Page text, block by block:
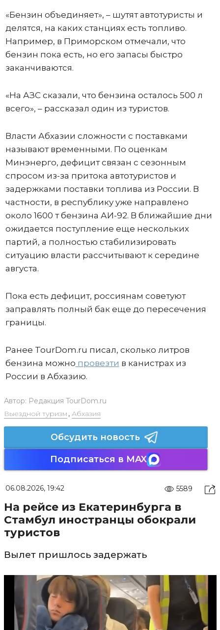
«Бензин объединяет», – шутят автотуристы и
делятся, на каких станциях есть топливо.
Например, в Приморском отмечали, что
бензин пока есть, но его запасы быстро
заканчиваются.
«На АЗС сказали, что бензина осталось 500 л
всего», – рассказал один из туристов.
Власти Абхазии сложности с поставками
называют временными. По оценкам
Минэнерго, дефицит связан с сезонным
спросом из-за притока автотуристов и
задержками поставки топлива из России. В
частности, в республику уже направлено
около 1600 т бензина АИ-92. В ближайшие дни
ожидается поступление еще нескольких
партий, а полностью стабилизировать
ситуацию власти рассчитывают к середине
августа.
Пока есть дефицит, россиянам советуют
заправлять полный бак еще до пересечения
границы.
Ранее TourDom.ru писал, сколько литров
бензина можно провезти в канистрах из
России в Абхазию.
Автор: Редакция TourDom.ru
Выездной туризм , Абхазия
Обсудить новость
Подписаться в MAX
06.08.2026, 19:42 5589
На рейсе из Екатеринбурга в
Стамбул иностранцы обокрали
туристов
Вылет пришлось задержать